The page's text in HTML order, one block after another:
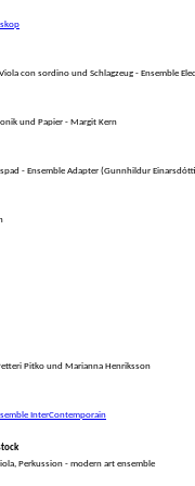
con sordino und Schlagzeug - Ensemble
und Papier - Margit Kern
- Ensemble Adapter (Gunnhildur
Pitko und Marianna Henriksson
InterContemporain
Perkussion - modern art ensemble